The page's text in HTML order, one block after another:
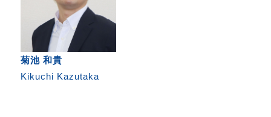
菊池 和貴
Kikuchi Kazutaka